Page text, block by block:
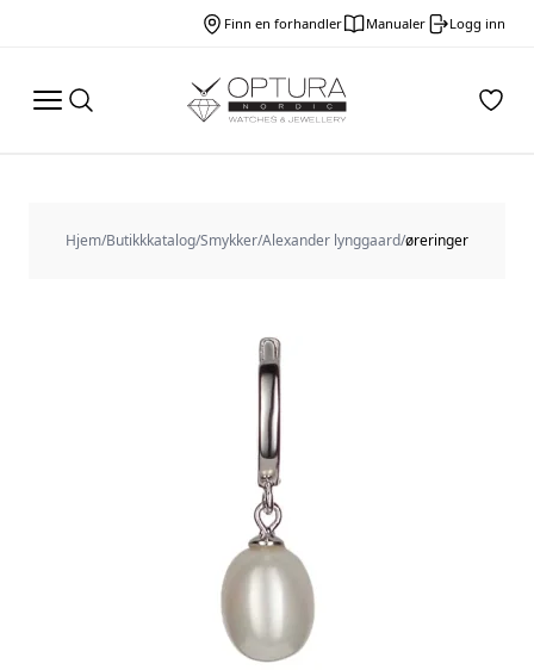
Finn en forhandler Manualer Logg inn
Hjem/Butikkkatalog/Smykker/Alexander lynggaard/øreringer